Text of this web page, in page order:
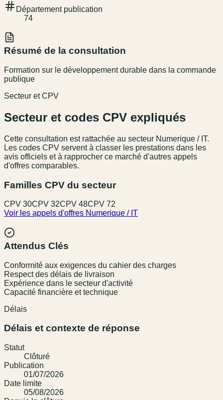
Département publication
74
Résumé de la consultation
Formation sur le développement durable dans la commande
publique
Secteur et CPV
Secteur et codes CPV expliqués
Cette consultation est rattachée au secteur Numerique / IT.
Les codes CPV servent à classer les prestations dans les
avis officiels et à rapprocher ce marché d'autres appels
d'offres comparables.
Familles CPV du secteur
CPV 30CPV 32CPV 48CPV 72
Voir les appels d'offres Numerique / IT
Attendus Clés
Conformité aux exigences du cahier des charges
Respect des délais de livraison
Expérience dans le secteur d'activité
Capacité financière et technique
Délais
Délais et contexte de réponse
Statut
Clôturé
Publication
01/07/2026
Date limite
05/08/2026